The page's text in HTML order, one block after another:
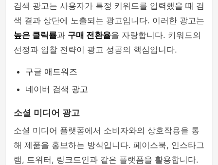
검색 광고는 사용자가 특정 키워드를 입력했을 때 검
색 결과 상단에 노출되는 광고입니다. 이러한 광고는
높은 클릭률과 구매 전환율을 자랑합니다. 키워드의
선정과 입찰 전략이 광고 성공의 핵심입니다.
구글 애드워즈
네이버 검색 광고
소셜 미디어 광고
소셜 미디어 플랫폼에서 소비자와의 상호작용을 통
해 제품을 홍보하는 방식입니다. 페이스북, 인스타그
램, 트위터, 링크드인과 같은 플랫폼을 활용합니다.